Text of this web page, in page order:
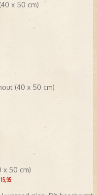
x 50 cm)
(40 x 50 cm)
x 50 cm)
15,95